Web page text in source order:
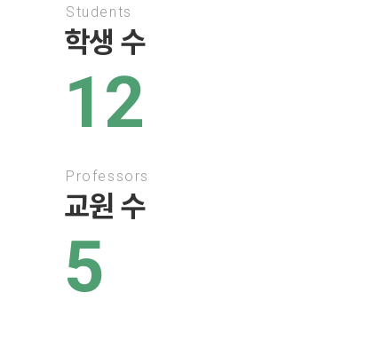
Students
학생 수
12
Professors
교원 수
5